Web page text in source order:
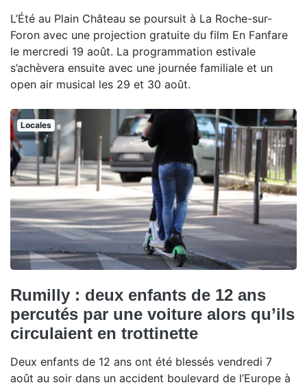
L’Été au Plain Château se poursuit à La Roche-sur-
Foron avec une projection gratuite du film En Fanfare
le mercredi 19 août. La programmation estivale
s’achèvera ensuite avec une journée familiale et un
open air musical les 29 et 30 août.
Locales
Rumilly : deux enfants de 12 ans
percutés par une voiture alors qu’ils
circulaient en trottinette
Deux enfants de 12 ans ont été blessés vendredi 7
août au soir dans un accident boulevard de l’Europe à